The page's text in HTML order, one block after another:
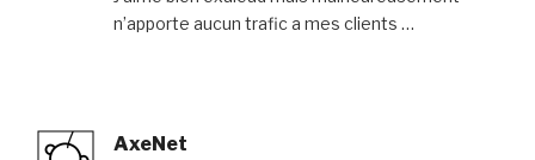
n’apporte aucun trafic a mes clients …
AxeNet